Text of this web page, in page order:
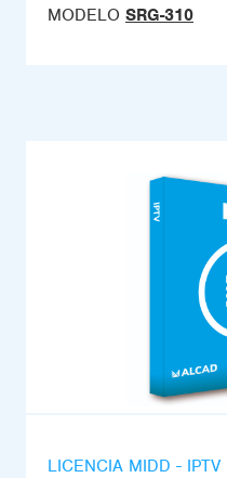
MODELO SRG-310
LICENCIA MIDD - IPTV